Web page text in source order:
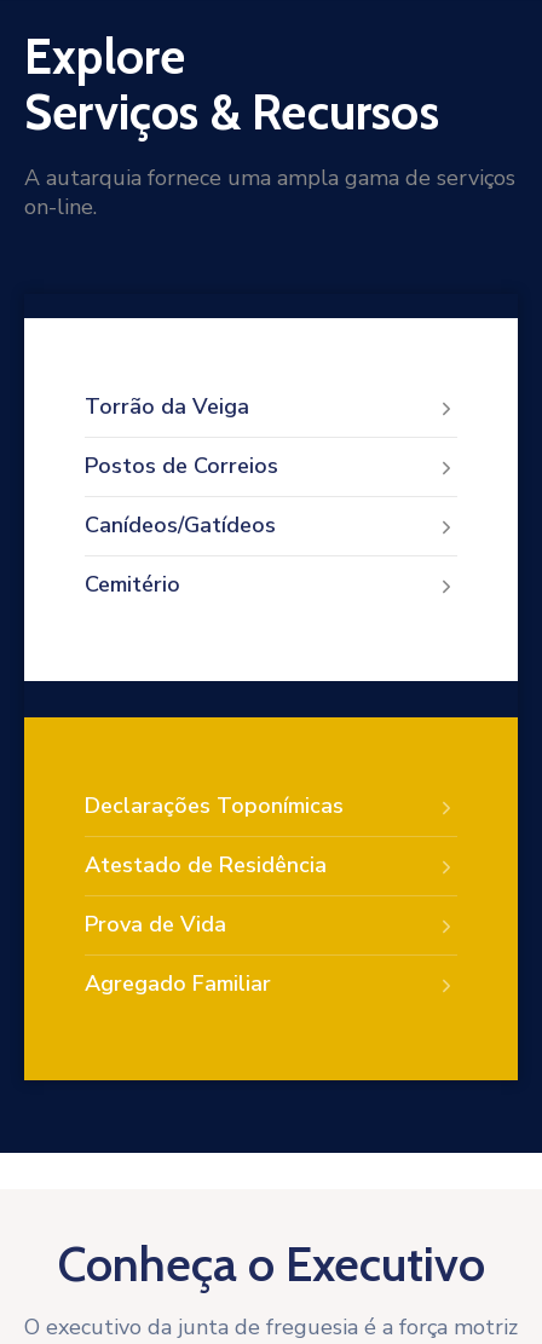
Explore
Serviços & Recursos
A autarquia fornece uma ampla gama de serviços
on-line.
Torrão da Veiga
Postos de Correios
Canídeos/Gatídeos
Cemitério
Declarações Toponímicas
Atestado de Residência
Prova de Vida
Agregado Familiar
Conheça o Executivo
O executivo da junta de freguesia é a força motriz